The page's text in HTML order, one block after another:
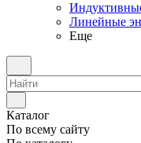
Линейные
Еще
Каталог
По всему сайту